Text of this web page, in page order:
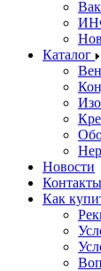
Каталог
Новости
Контакты
Как